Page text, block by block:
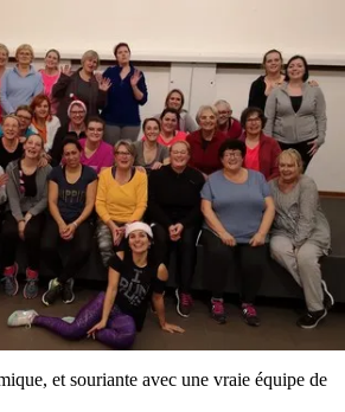
et souriante avec une vraie équipe de